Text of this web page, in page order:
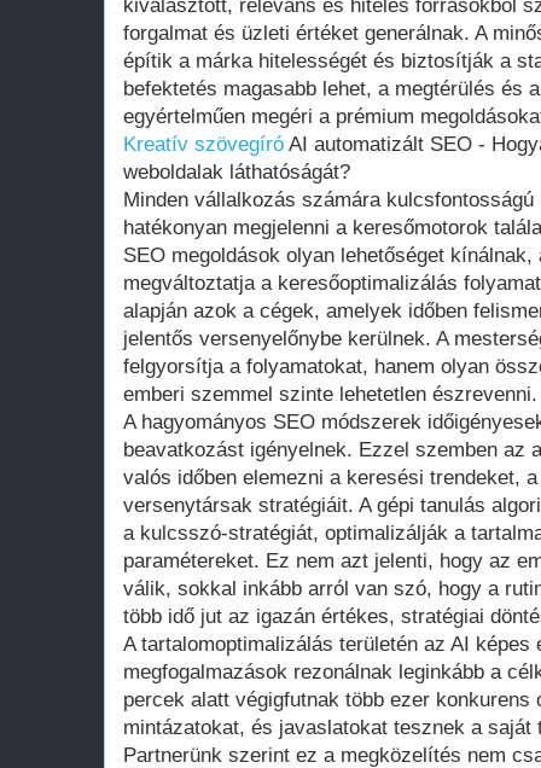
kiválasztott, releváns és hiteles forrásokból
forgalmat és üzleti értéket generálnak. A
építik a márka hitelességét és biztosítják a
befektetés magasabb lehet, a megtérülés és
egyértelműen megéri a prémium
Kreatív szövegíró AI automatizált SEO -
weboldalak láthatóságát?
Minden vállalkozás számára
hatékonyan megjelenni a keresőmotorok
SEO megoldások olyan lehetőséget
megváltoztatja a keresőoptimalizálás
alapján azok a cégek, amelyek időben
jelentős versenyelőnybe kerülnek. A
felgyorsítja a folyamatokat, hanem olyan
emberi szemmel szinte lehetetlen észrevenni.
A hagyományos SEO módszerek
beavatkozást igényelnek. Ezzel szemben az
valós időben elemezni a keresési trendeket,
versenytársak stratégiáit. A gépi tanulás
a kulcsszó-stratégiát, optimalizálják a
paramétereket. Ez nem azt jelenti, hogy az
válik, sokkal inkább arról van szó, hogy a
több idő jut az igazán értékes, stratégiai
A tartalomoptimalizálás területén az AI
megfogalmazások rezonálnak leginkább a
percek alatt végigfutnak több ezer
mintázatokat, és javaslatokat tesznek a saját
Partnerünk szerint ez a megközelítés nem